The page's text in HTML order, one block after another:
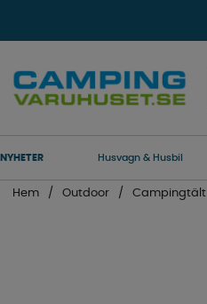
NYHETER Husvagn & Husbil
Hem Outdoor Campingtält